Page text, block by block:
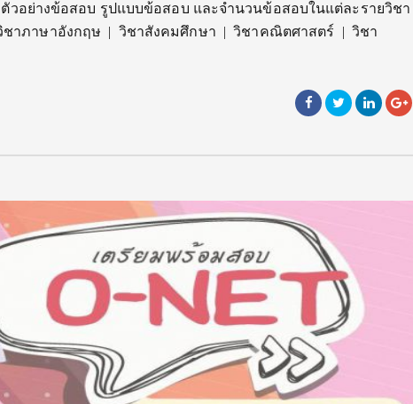
อย่างข้อสอบ รูปแบบข้อสอบ และจำนวนข้อสอบในแต่ละรายวิชา
วิชาภาษาอังกฤษ | วิชาสังคมศึกษา | วิชาคณิตศาสตร์ | วิชา